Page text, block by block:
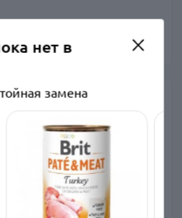
100158/3886
нет в
замена